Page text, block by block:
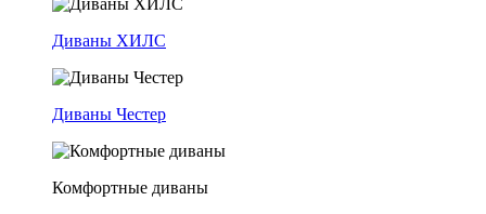
Диваны ХИЛС
Диваны Честер
Комфортные диваны